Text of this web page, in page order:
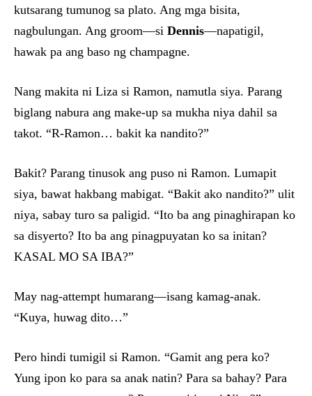
kutsarang tumunog sa plato. Ang mga bisita,
nagbulungan. Ang groom—si Dennis—napatigil,
hawak pa ang baso ng champagne.
Nang makita ni Liza si Ramon, namutla siya. Parang
biglang nabura ang make-up sa mukha niya dahil sa
takot. “R-Ramon… bakit ka nandito?”
Bakit? Parang tinusok ang puso ni Ramon. Lumapit
siya, bawat hakbang mabigat. “Bakit ako nandito?” ulit
niya, sabay turo sa paligid. “Ito ba ang pinaghirapan ko
sa disyerto? Ito ba ang pinagpuyatan ko sa initan?
KASAL MO SA IBA?”
May nag-attempt humarang—isang kamag-anak.
“Kuya, huwag dito…”
Pero hindi tumigil si Ramon. “Gamit ang pera ko?
Yung ipon ko para sa anak natin? Para sa bahay? Para